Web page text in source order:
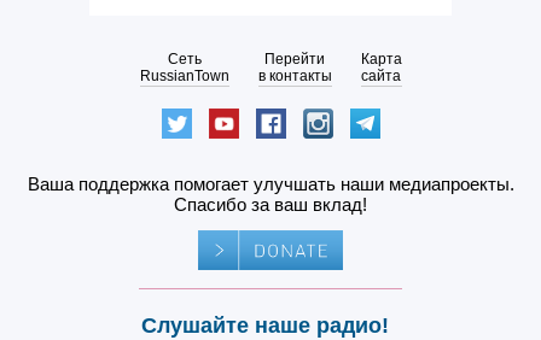
Сеть
RussianTown
Перейти
в контакты
Карта
сайта
Ваша поддержка помогает улучшать наши медиапроекты.
Спасибо за ваш вклад!
Слушайте наше радио!